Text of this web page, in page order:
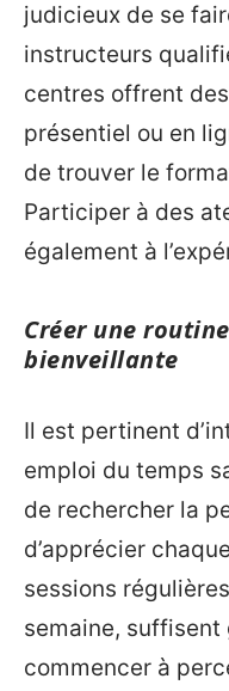
judicieux de se
instructeurs
centres offrent
présentiel ou en
de trouver le
Participer à des
également à
Créer une
bienveillante
Il est pertinent
emploi du temps
de rechercher la
d’apprécier
sessions
semaine,
commencer à